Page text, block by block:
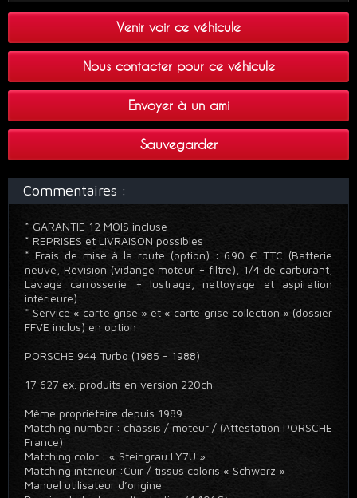
Venir voir ce véhicule
Nous contacter pour ce véhicule
Envoyer à un ami
Sauvegarder
Commentaires :
* GARANTIE 12 MOIS incluse
* REPRISES et LIVRAISON possibles
* Frais de mise à la route (option) : 690 € TTC (Batterie
neuve, Révision (vidange moteur + filtre), 1/4 de carburant,
Lavage carrosserie + lustrage, nettoyage et aspiration
intérieure).
* Service « carte grise » et « carte grise collection » (dossier
FFVE inclus) en option
PORSCHE 944 Turbo (1985 - 1988)
17 627 ex. produits en version 220ch
Même propriétaire depuis 1989
Matching number : châssis / moteur / (Attestation PORSCHE
France)
Matching color : « Steingrau LY7U »
Matching intérieur :Cuir / tissus coloris « Schwarz »
Manuel utilisateur d’origine